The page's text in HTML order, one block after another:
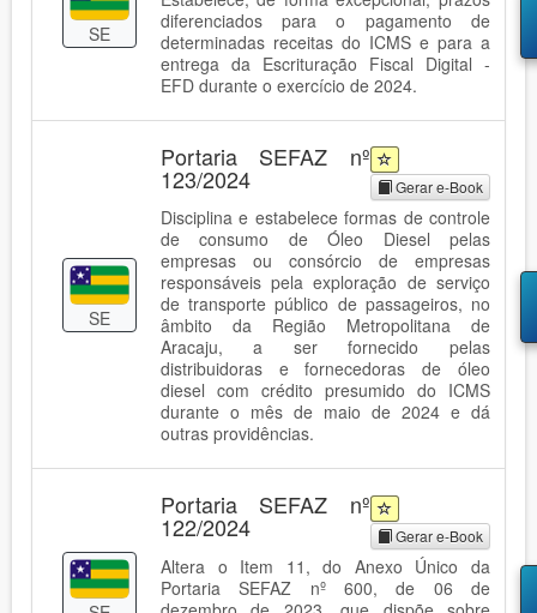
SE
diferenciados para o pagamento de
determinadas receitas do ICMS e para a
entrega da Escrituração Fiscal Digital -
EFD durante o exercício de 2024.
SE
Portaria SEFAZ nº
123/2024 Gerar e-Book
Disciplina e estabelece formas de controle
de consumo de Óleo Diesel pelas
empresas ou consórcio de empresas
responsáveis pela exploração de serviço
de transporte público de passageiros, no
âmbito da Região Metropolitana de
Aracaju, a ser fornecido pelas
distribuidoras e fornecedoras de óleo
diesel com crédito presumido do ICMS
durante o mês de maio de 2024 e dá
outras providências.
Portaria SEFAZ nº
122/2024 Gerar e-Book
Altera o Item 11, do Anexo Único da
Portaria SEFAZ nº 600, de 06 de